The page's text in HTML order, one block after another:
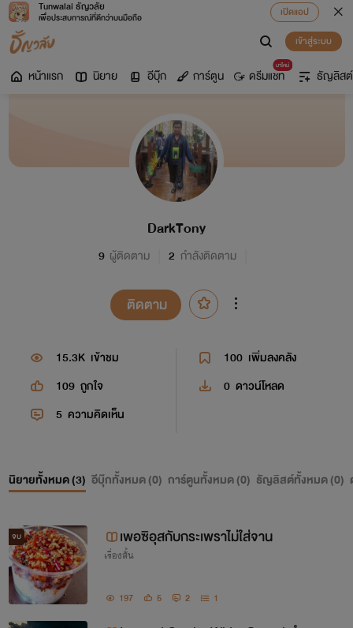
Tunwalai ธัญวลัย
เพื่อประสบการณ์ที่ดีกว่าบนมือถือ
เปิดแอป
เข้าสู่ระบบ
หน้าแรก นิยาย อีบุ๊ก การ์ตูน
มาใหม่
ดรีมแชท ธัญลิสต์
DarkTony
9 ผู้ติดตาม 2 กำลังติดตาม
ติดตาม
15.3K เข้าชม 100 เพิ่มลงคลัง
109 ถูกใจ 0 ดาวน์โหลด
5 ความคิดเห็น
นิยายทั้งหมด (3) อีบุ๊กทั้งหมด (0) การ์ตูนทั้งหมด (0) ธัญลิสต์ทั้งหมด (0)
จบ เพอซิอุสกับกระเพราไม่ใส่จาน
เรื่องสั้น
197 5 2 1